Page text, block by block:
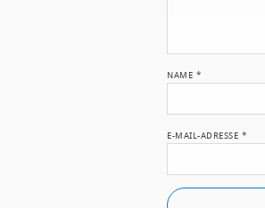
NAME *
E-MAIL-ADRESSE *